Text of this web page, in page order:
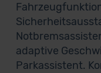
adaptive
Parkassistent.